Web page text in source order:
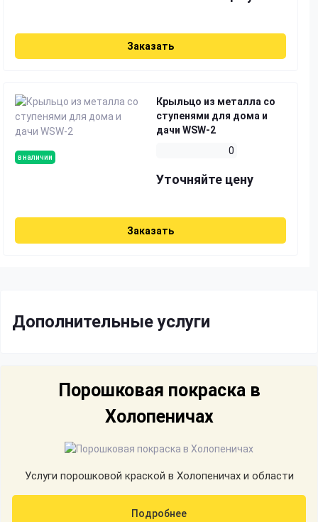
Заказать
в наличии
Крыльцо из металла со
ступенями для дома и
дачи WSW-2
0
Уточняйте цену
Заказать
Дополнительные услуги
Порошковая покраска в
Холопеничах
Услуги порошковой краской в Холопеничах и области
Подробнее